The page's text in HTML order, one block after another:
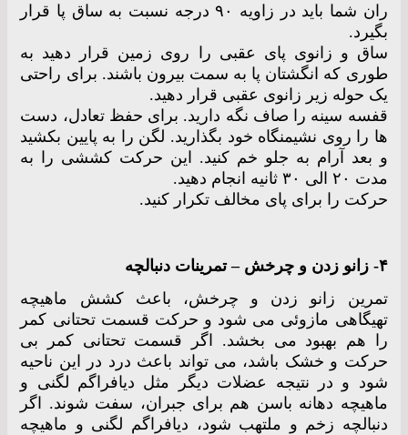
ران شما باید در زاویه ۹۰ درجه نسبت به ساق پا قرار
بگیرد.
ساق و زانوی پای عقبی را روی زمین قرار دهید به
طوری که انگشتان پا به سمت بیرون باشند. برای راحتی
یک حوله زیر زانوی عقبی قرار دهید.
قفسه سینه را صاف نگه دارید. برای حفظ تعادل، دست
ها را روی نشیمنگاه خود بگذارید. لگن را به پایین بکشید
و بعد آرام به جلو خم کنید. این حرکت کششی را به
مدت ۲۰ الی ۳۰ ثانیه انجام دهید.
حرکت را برای پای مخالف تکرار کنید.
۴- زانو زدن و چرخش – تمرینات دنبالچه
تمرین زانو زدن و چرخش، باعث کشش ماهیچه
تهیگاهی مازوئی می شود و حرکت قسمت تحتانی کمر
را هم بهبود می بخشد. اگر قسمت تحتانی کمر بی
حرکت و خشک باشد، می تواند باعث درد در این ناحیه
شود و در نتیجه عضلات دیگر مثل دیافراگم لگنی و
ماهیچه دهانه باسن هم برای جبران، سفت شوند. اگر
دنبالچه زخم و ملتهب شود، دیافراگم لگنی و ماهیچه